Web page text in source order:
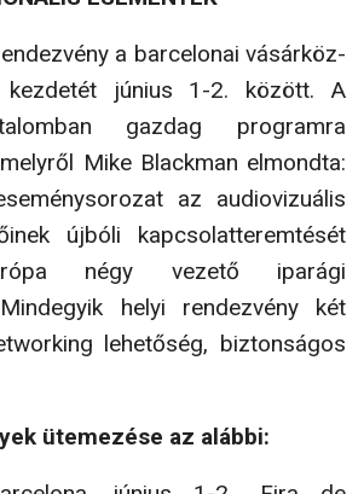
a barcelonai vásárköz­
kezdetét június 1-2. között. A
gazdag programra
Mike Blackman elmondta:
az audiovizuális
újbóli kapcsolatteremtését
négy vezető iparági
helyi rendezvény két
lehetőség, biztonságos
ütemezése az alábbi: